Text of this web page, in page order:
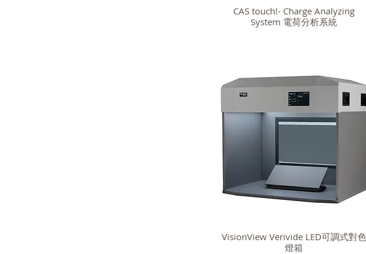
CAS touch!- Charge Analyzing
System 電荷分析系統
VisionView Verivide LED可調式對色
燈箱